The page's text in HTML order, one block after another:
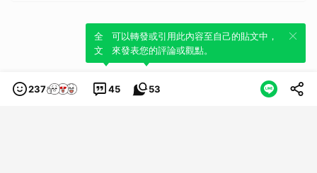
237 45
全新體驗！一鍵引用此內容，透過發布貼
文來輕鬆表達個人立場。
53
可以轉發或引用此內容至自己的貼文中，
來發表您的評論或觀點。